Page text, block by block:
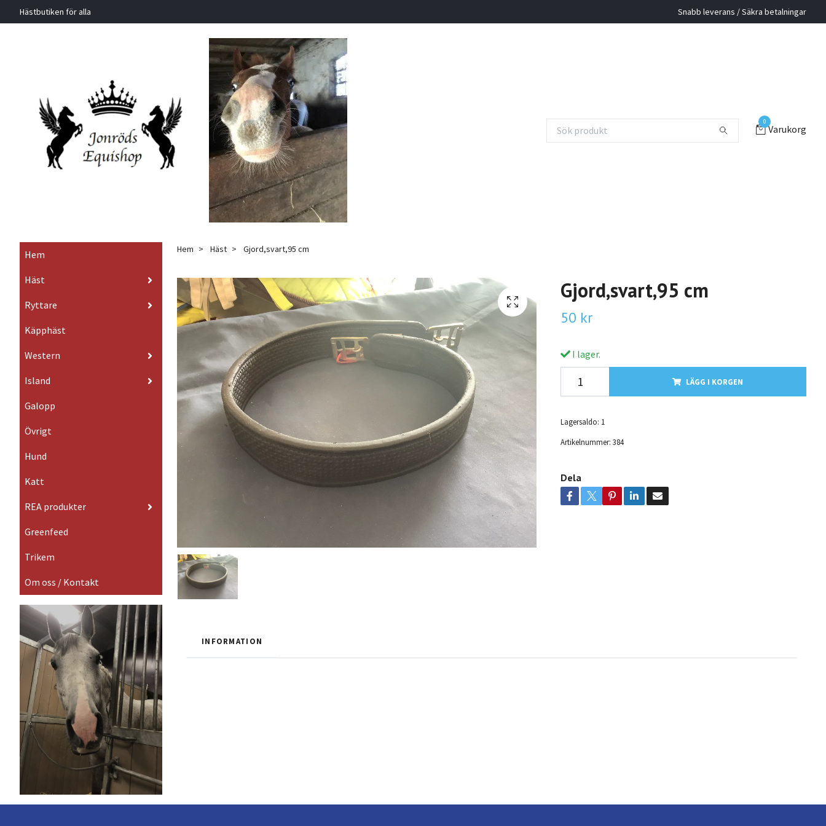
Hästbutiken för alla Snabb leverans / Säkra betalningar
0
Varukorg
Hem
Häst
Ryttare
Käpphäst
Western
Island
Galopp
Övrigt
Hund
Katt
REA produkter
Greenfeed
Trikem
Om oss / Kontakt
Hem Häst Gjord,svart,95 cm
Gjord,svart,95 cm
50 kr
I lager.
LÄGG I KORGEN
Lagersaldo: 1
Artikelnummer: 384
Dela
INFORMATION